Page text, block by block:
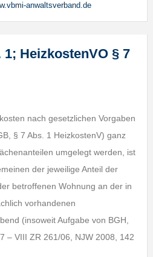
anwaltsverband.de
1; HeizkostenVO § 7
nach gesetzlichen Vorgaben
§ 7 Abs. 1 HeizkostenV) ganz
umgelegt werden, ist
der jeweilige Anteil der
betroffenen Wohnung an der in
vorhandenen
(insoweit Aufgabe von BGH,
– VIII ZR 261/06, NJW 2008, 142